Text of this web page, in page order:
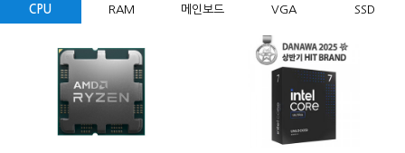
CPU RAM 메인보드 VGA SSD